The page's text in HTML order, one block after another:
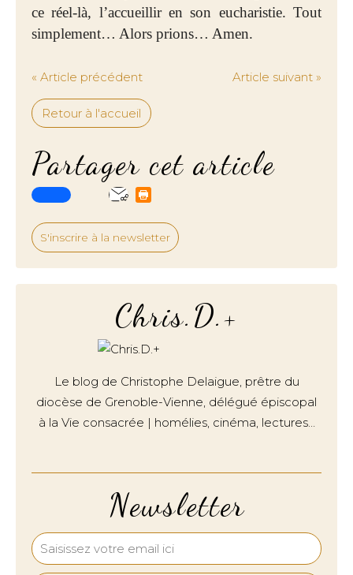
ce réel-là, l’accueillir en son eucharistie. Tout
simplement… Alors prions… Amen.
« Article précédent Article suivant »
Retour à l'accueil
Partager cet article
S'inscrire à la newsletter
Newsletter
Chris.D.+
Le blog de Christophe Delaigue, prêtre du
diocèse de Grenoble-Vienne, délégué épiscopal
à la Vie consacrée | homélies, cinéma, lectures…